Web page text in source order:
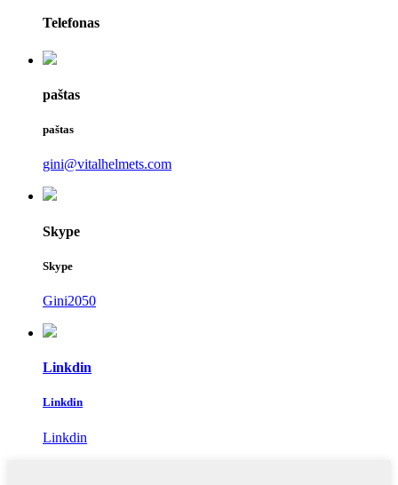
Telefonas
paštas
paštas
gini@vitalhelmets.com
Skype
Skype
Gini2050
Linkdin
Linkdin
Linkdin